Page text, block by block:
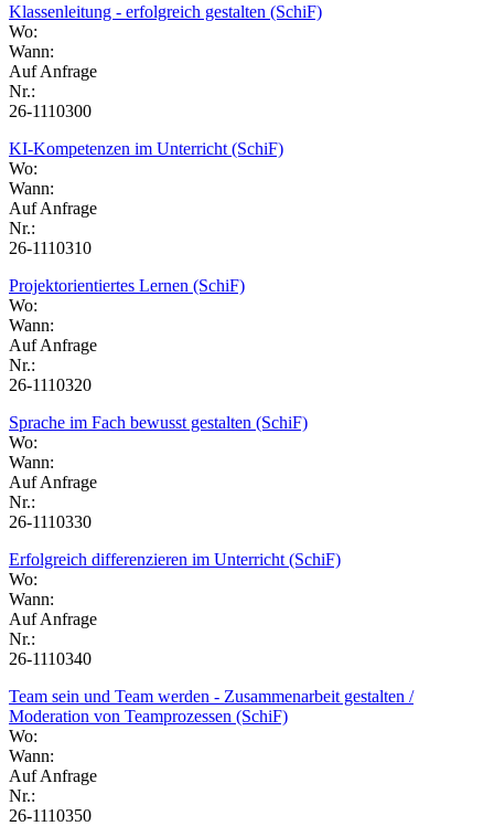
Klassenleitung - erfolgreich gestalten (SchiF)
Wo:
Wann:
Auf Anfrage
Nr.:
26-1110300
KI-Kompetenzen im Unterricht (SchiF)
Wo:
Wann:
Auf Anfrage
Nr.:
26-1110310
Projektorientiertes Lernen (SchiF)
Wo:
Wann:
Auf Anfrage
Nr.:
26-1110320
Sprache im Fach bewusst gestalten (SchiF)
Wo:
Wann:
Auf Anfrage
Nr.:
26-1110330
Erfolgreich differenzieren im Unterricht (SchiF)
Wo:
Wann:
Auf Anfrage
Nr.:
26-1110340
Team sein und Team werden - Zusammenarbeit gestalten /
Moderation von Teamprozessen (SchiF)
Wo:
Wann:
Auf Anfrage
Nr.:
26-1110350